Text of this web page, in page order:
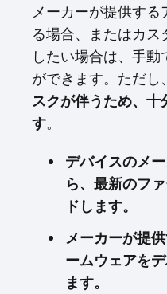
メーカーが提供す
る場合、またはカス
したい場合は、手
ができます。ただし、
スクが伴うため、
す。
デバイスのメ
ら、最新のフ
ドします。
メーカーが提
ームウェアを
ます。